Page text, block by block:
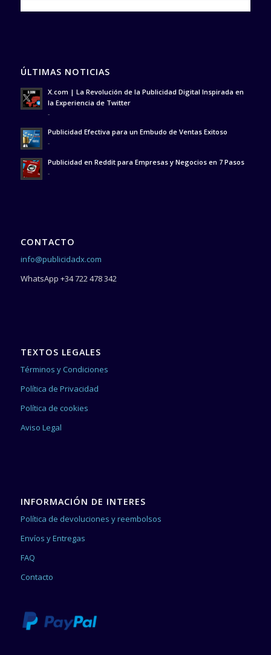
ÚLTIMAS NOTICIAS
X.com | La Revolución de la Publicidad Digital Inspirada en
la Experiencia de Twitter
-
Publicidad Efectiva para un Embudo de Ventas Exitoso
-
Publicidad en Reddit para Empresas y Negocios en 7 Pasos
-
CONTACTO
info@publicidadx.com
WhatsApp +34 722 478 342
TEXTOS LEGALES
Términos y Condiciones
Política de Privacidad
Política de cookies
Aviso Legal
INFORMACIÓN DE INTERES
Política de devoluciones y reembolsos
Envíos y Entregas
FAQ
Contacto